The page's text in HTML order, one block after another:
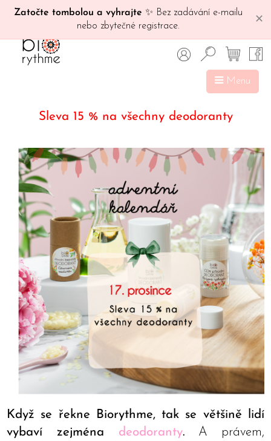
Zatočte tombolou a vyhrajte ✨ Bez zadávání e-mailu
nebo zbytečné registrace.
✕
Menu
Sleva 15 % na všechny deodoranty
Když se řekne Biorythme, tak se většině lidí
vybaví zejména deodoranty. A právem,